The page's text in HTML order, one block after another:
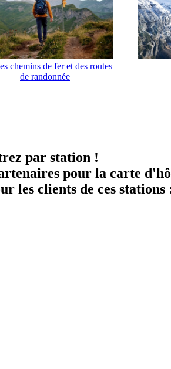
chemins de fer et des routes
de randonnée
par station !
pour la carte
les clients de ces stations